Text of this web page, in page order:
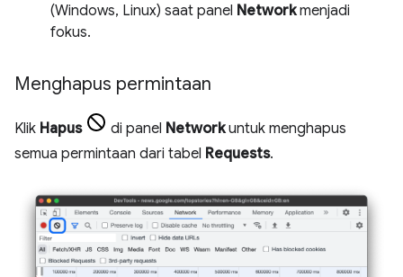
(Windows, Linux) saat panel Networkmenjadi
fokus.
Menghapus permintaan
Klik Hapus di panel Networkuntuk menghapus
semua permintaan dari tabel Requests.